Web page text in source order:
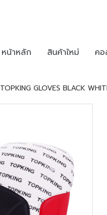
หน้าหลัก สินค้าใหม่ คอ
TOPKING GLOVES BLACK